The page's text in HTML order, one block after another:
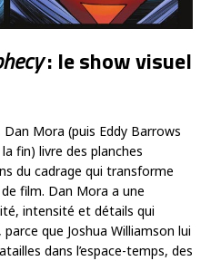
: le show visuel
Dan Mora (puis Eddy Barrows
fin) livre des planches
du cadrage qui transforme
film. Dan Mora a une
intensité et détails qui
que Joshua Williamson lui
dans l’espace-temps, des